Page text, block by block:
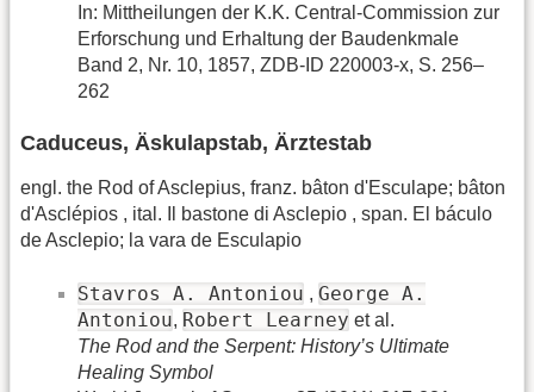
In: Mittheilungen der K.K. Central-Commission zur
Erforschung und Erhaltung der Baudenkmale
Band 2, Nr. 10, 1857, ZDB-ID 220003-x, S. 256–
262
Caduceus, Äskulapstab, Ärztestab
engl. the Rod of Asclepius, franz. bâton d'Esculape; bâton
d'Asclépios , ital. Il bastone di Asclepio , span. El báculo
de Asclepio; la vara de Esculapio
Stavros A. Antoniou , George A.
Antoniou, Robert Learney et al.
The Rod and the Serpent: History’s Ultimate
Healing Symbol